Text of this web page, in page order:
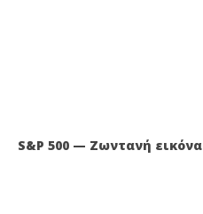
S&P 500 — Ζωντανή εικόνα